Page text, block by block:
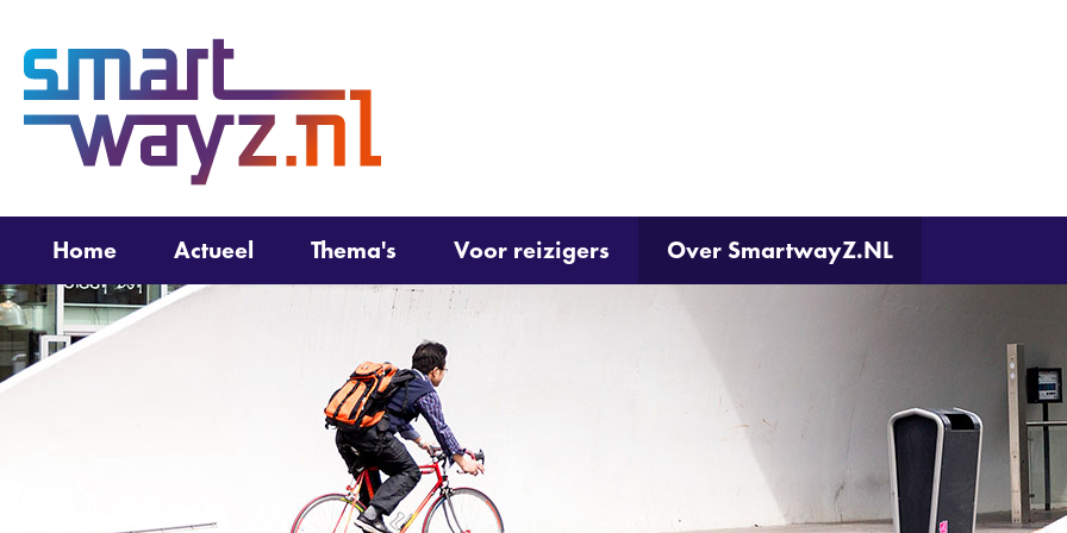
Home Actueel Thema's Voor reizigers Over SmartwayZ.NL